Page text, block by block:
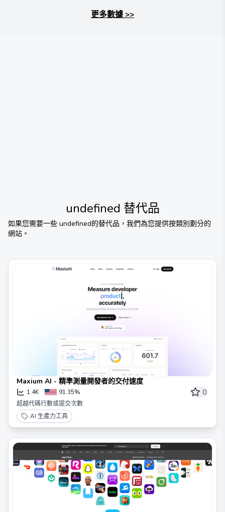
更多數據>>
undefined 替代品
如果您需要一些 undefined的替代品，我們為您提供按類別劃分的
網站。
Maxium AI - 精準測量開發者的交付速度
1.4K 91.35% 0
超越代碼行數或提交次數
AI 生產力工具